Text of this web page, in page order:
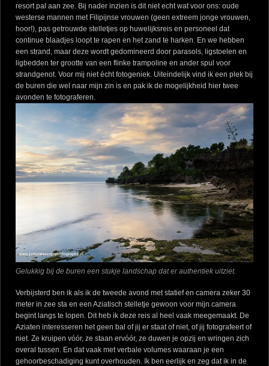
resort pal aan zee. Bij nader inzien is dit niet echt wat voor ons: oude
westerse mannen met Filipijnse vrouwen (geen extreem jonge vrouwen,
hoor!), pas getrouwde stelletjes op huwelijksreis en personeel dat
continue blaadjes loopt te rapen en het zand te harken. En we hebben
een strand, maar deze wordt gedomineerd door parasols, ligstoelen en
ligbedden ter grootte van een flinke trampoline en ander spul voor
strandgenot. Voor mij niet écht fotogeniek. Uiteindelijk vind ik een plek bij
de buren die wel naar mijn zin is en pak ik de mogelijkheid hier twee
avonden te fotograferen.
Gelukkig bij de buren een stukje landschap dat er authentiek uitziet.
Verbijsterd ben ik als ik de tweede avond met statief en camera zeker 30
meter in zee sta en een Aziatisch stelletje gewoon voor mijn camera
begint langs te lopen. Dit heb ik deze reis al heel vaak meegemaakt. De
Aziaten interesseren het geen bal of jij er staat of niet, of jij fotografeert of
niet. Ze kruipen vóór, ze staan ervóór, ze duwen je opzij en wringen zich
overal tussen. En dat vaak met verbale volumes waaraan je een
gehoorbeschadiging kunt overhouden. Ik ben eerlijk en zeg dat ik in de